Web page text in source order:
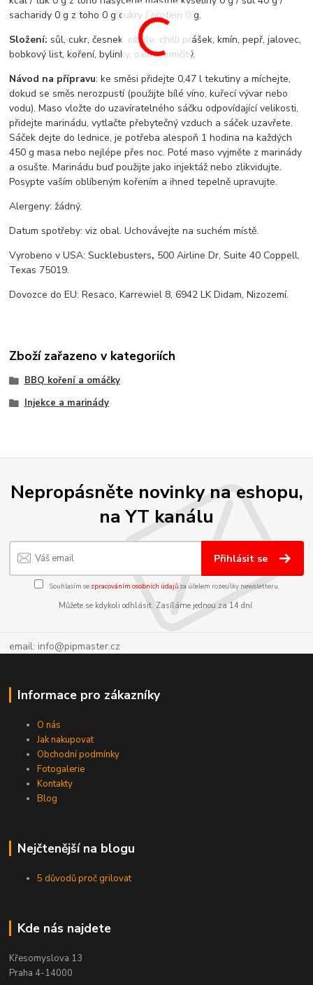
sacharidy 0 g z toho 0 g cukry / protein 0 g.
Složení: sůl, cukr, česnek, cibule, chilli prášek, kmín, pepř, jalovec,
bobkový list, koření, bylinky, oxid křemičitý.
Návod na přípravu: ke směsi přidejte 0,47 l tekutiny a míchejte,
dokud se směs nerozpustí (použijte bílé víno, kuřecí vývar nebo
vodu). Maso vložte do uzavíratelného sáčku odpovídající velikosti,
přidejte marinádu, vytlačte přebytečný vzduch a sáček uzavřete.
Sáček dejte do lednice, je potřeba alespoň 1 hodina na každých
450 g masa nebo nejlépe přes noc. Poté maso vyjměte z marinády
a osušte. Marinádu buď použijte jako injektáž nebo zlikvidujte.
Posypte vaším oblíbeným kořením a ihned tepelně upravujte.
Alergeny: žádný.
Datum spotřeby: viz obal. Uchovávejte na suchém místě.
Vyrobeno v USA: Sucklebusters, 500 Airline Dr, Suite 40 Coppell,
Texas 75019.
Dovozce do EU: Resaco, Karrewiel 8, 6942 LK Didam, Nizozemí.
Zboží zařazeno v kategoriích
BBQ koření a omáčky
Injekce a marinády
Nepropásněte novinky na eshopu,
na YT kanálu
Přihlásit se
Souhlasím se zpracováním osobních údajůza účelem rozesílky newsletteru.
Můžete se kdykoli odhlásit. Zasíláme jednou za 14 dní.
email: info@pipmaster.cz
Informace pro zákazníky
O nás
Jak nakupovat
Obchodní podmínky
Fotogalerie
Kontakty
Blog
Nejčtenější na blogu
5 důvodů proč grilovat
Kde nás najdete
Křesomyslova 13
Praha 4-14000